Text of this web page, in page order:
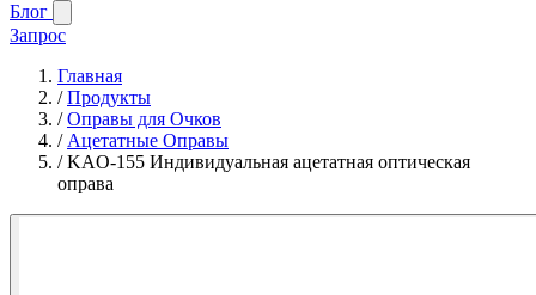
Блог
Запрос
Главная
/Продукты
/Оправы для Очков
/ Ацетатные Оправы
/KAO-155 Индивидуальная ацетатная оптическая
оправа